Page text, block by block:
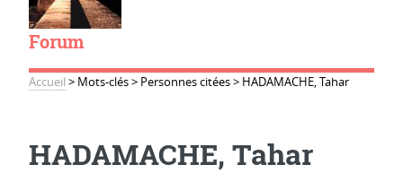
Forum
Accueil > Mots-clés> Personnes citées> HADAMACHE, Tahar
HADAMACHE, Tahar